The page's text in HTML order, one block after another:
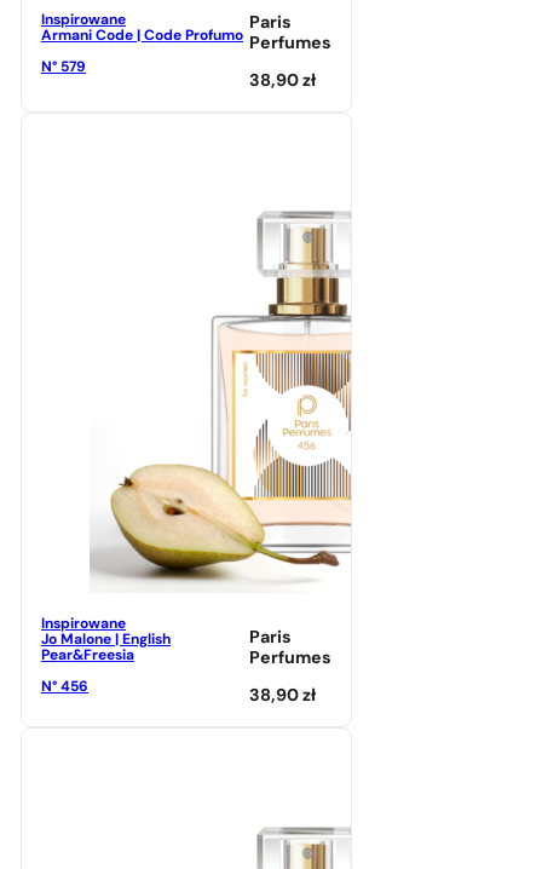
Inspirowane
Armani Code | Code Profumo
N° 579
Paris
Perfumes
38,90zł
Inspirowane
Jo Malone | English
Pear&Freesia
N° 456
Paris
Perfumes
38,90zł